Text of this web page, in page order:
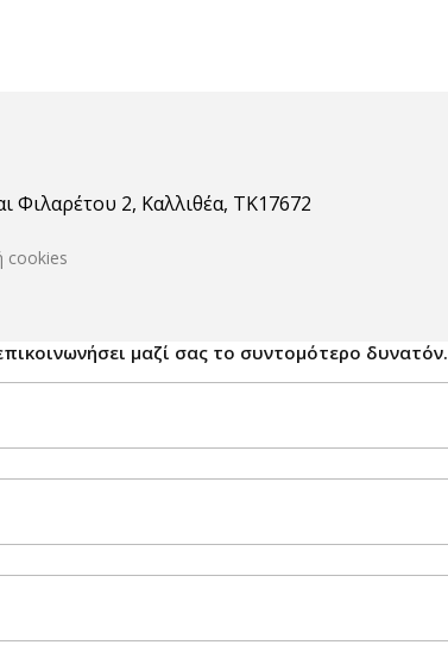
Φιλαρέτου 2, Καλλιθέα, ΤΚ17672
cookies
μαζί σας το συντομότερο δυνατόν.